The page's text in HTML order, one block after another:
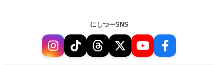
にしつーSNS